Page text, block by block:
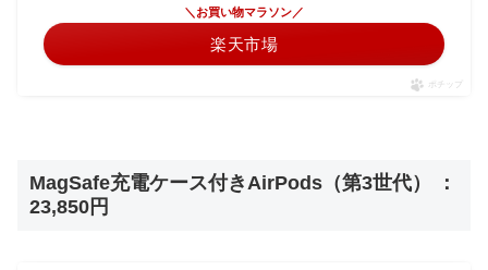
＼お買い物マラソン／
楽天市場
ポチップ
MagSafe充電ケース付きAirPods（第3世代） ：
23,850円